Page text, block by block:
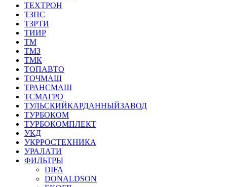
ТЕХТРОН
ТЗПС
ТЗРТИ
ТИИР
ТМ
ТМЗ
ТМК
ТОПАВТО
ТОЧМАШ
ТРАНСМАШ
ТСМАГРО
ТУЛЬСКИЙКАРДАННЫЙЗАВОД
ТУРБОКОМ
ТУРБОКОМПЛЕКТ
УКД
УКРРОСТЕХНИКА
УРАЛАТИ
ФИЛЬТРЫ
DIFA
DONALDSON